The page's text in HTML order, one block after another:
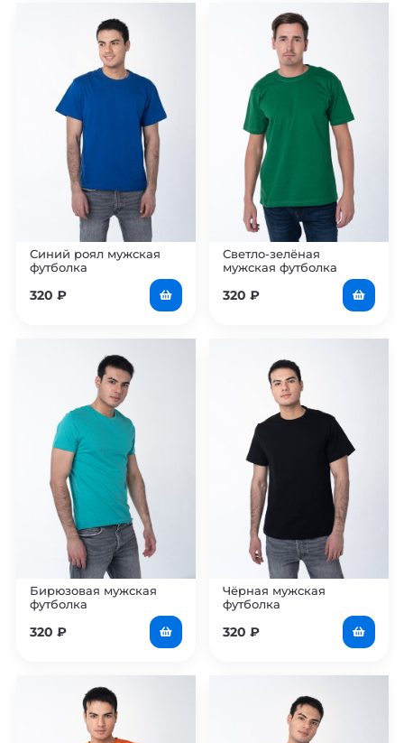
Синий роял мужская
футболка
320 ₽
Светло-зелёная
мужская футболка
320 ₽
Бирюзовая мужская
футболка
320 ₽
Чёрная мужская
футболка
320 ₽